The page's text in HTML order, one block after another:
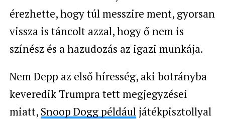
érezhette, hogy túl messzire ment, gyorsan
vissza is táncolt azzal, hogy ő nem is
színész és a hazudozás az igazi munkája.
Nem Depp az első híresség, aki botrányba
keveredik Trumpra tett megjegyzései
miatt, Snoop Dogg példáuljátékpisztollyal